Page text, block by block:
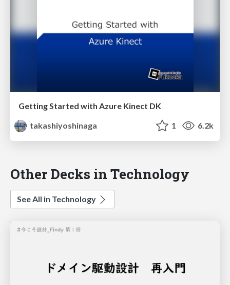
Getting Started with Azure Kinect DK
takashiyoshinaga
1 6.2k
Other Decks in Technology
See All in Technology